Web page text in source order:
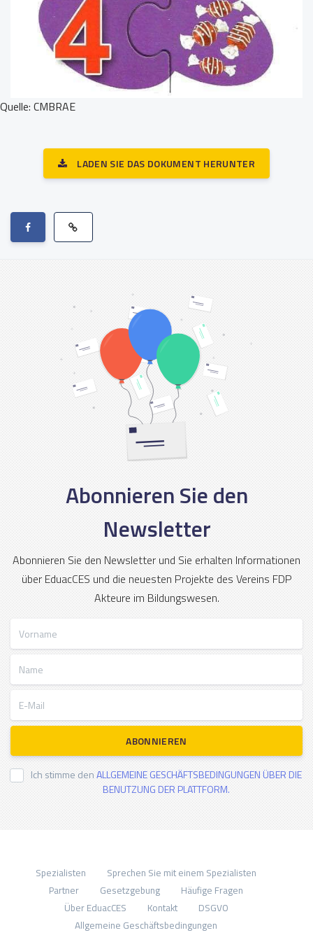
Quelle: CMBRAE
LADEN SIE DAS DOKUMENT HERUNTER
Abonnieren Sie den
Newsletter
Abonnieren Sie den Newsletter und Sie erhalten Informationen
über EduacCES und die neuesten Projekte des Vereins FDP
Akteure im Bildungswesen.
ABONNIEREN
Ich stimme denALLGEMEINE GESCHÄFTSBEDINGUNGEN ÜBER DIE
BENUTZUNG DER PLATTFORM.
Spezialisten
Sprechen Sie mit einem Spezialisten
Partner
Gesetzgebung
Häufige Fragen
Über EduacCES
Kontakt
DSGVO
Allgemeine Geschäftsbedingungen